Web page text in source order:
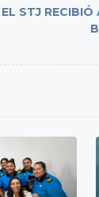
EL STJ RECIBIÓ